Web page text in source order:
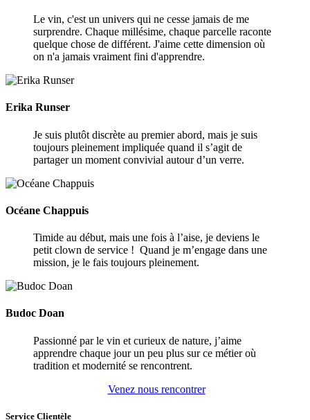
Le vin, c'est un univers qui ne cesse jamais de me
surprendre. Chaque millésime, chaque parcelle raconte
quelque chose de différent. J'aime cette dimension où
on n'a jamais vraiment fini d'apprendre.
Erika Runser
Je suis plutôt discrète au premier abord, mais je suis
toujours pleinement impliquée quand il s’agit de
partager un moment convivial autour d’un verre.
Océane Chappuis
Timide au début, mais une fois à l’aise, je deviens le
petit clown de service ! Quand je m’engage dans une
mission, je le fais toujours pleinement.
Budoc Doan
Passionné par le vin et curieux de nature, j’aime
apprendre chaque jour un peu plus sur ce métier où
tradition et modernité se rencontrent.
Venez nous rencontrer
Service Clientèle